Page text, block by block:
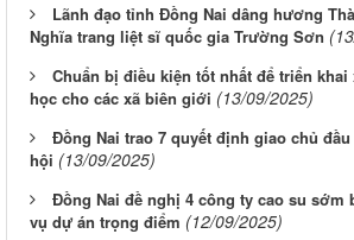
Lãnh đạo tỉnh Đồng Nai dâng hương
Nghĩa trang liệt sĩ quốc gia Trường Sơn
Chuẩn bị điều kiện tốt nhất để triển
học cho các xã biên giới (13/09/2025)
Đồng Nai trao 7 quyết định giao chủ
hội (13/09/2025)
Đồng Nai đề nghị 4 công ty cao su sớm
vụ dự án trọng điểm (12/09/2025)